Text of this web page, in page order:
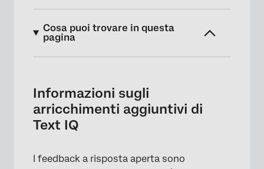
Cosa puoi trovare in questa
pagina
Attuabilità
Impegno
Informazioni sugli
arricchimenti aggiuntivi di
Text IQ
I feedback a risposta aperta sono